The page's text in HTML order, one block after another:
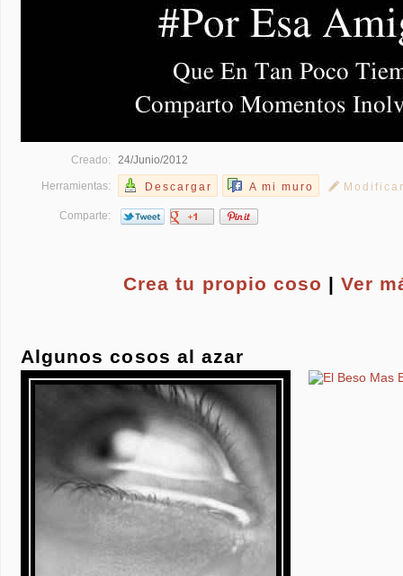
Creado: 24/Junio/2012
Herramientas: Descargar A mi muro
Comparte:
Crea tu propio coso |Ver
Algunos cosos al azar